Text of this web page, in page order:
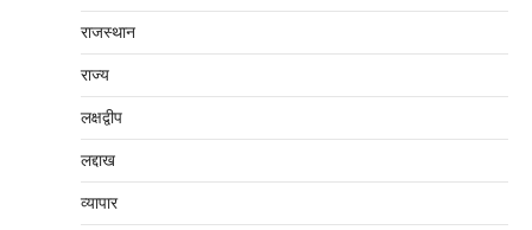
राजस्थान
राज्य
लक्षद्वीप
लद्दाख
व्यापार